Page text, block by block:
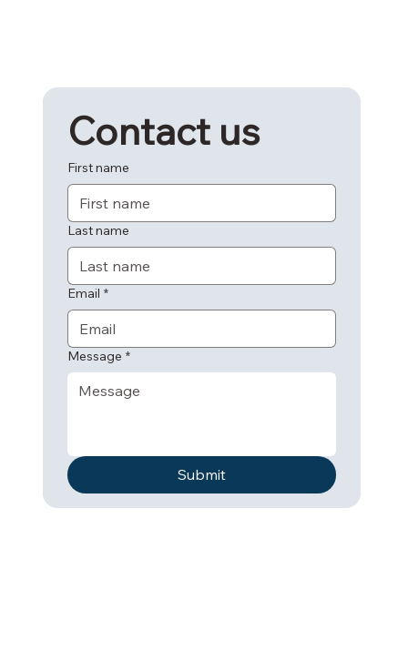
Contact us
First name
Last name
Email *
Message *
Submit